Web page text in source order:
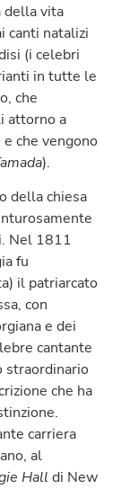
della vita
canti natalizi
(i celebri
in tutte le
che
attorno a
e che vengono
).
della chiesa
Nel 1811
fu
il patriarcato
con
e dei
cantante
straordinario
che ha
carriera
al
Hall di New